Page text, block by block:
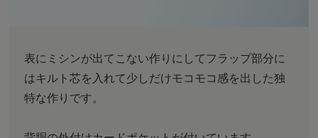
表にミシンが出てこない作りにしてフラップ部分に
はキルト芯を入れて少しだけモコモコ感を出した独
特な作りです。